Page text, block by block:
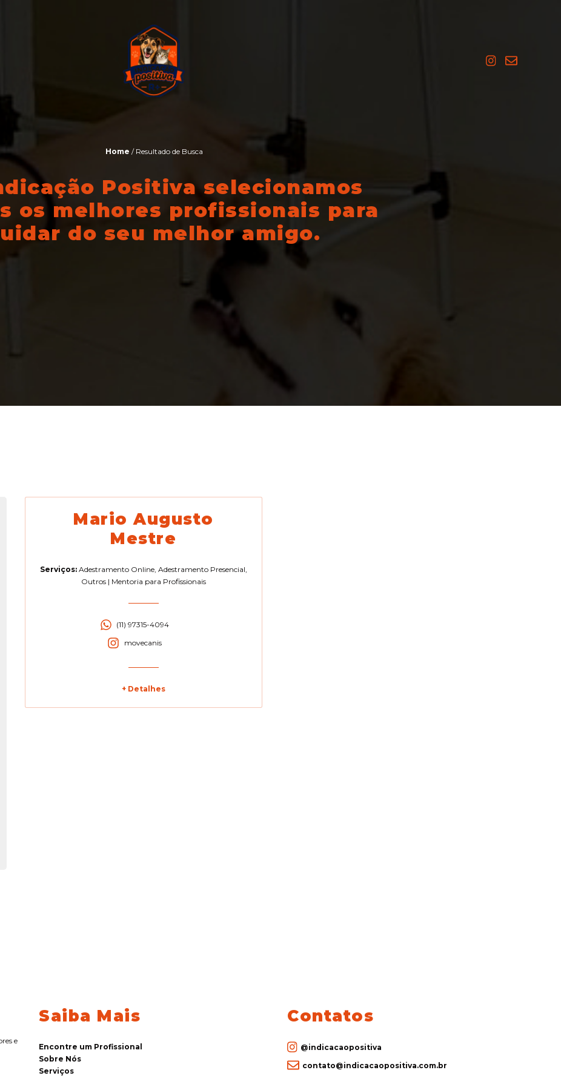
Home / Resultado de Busca
Positiva selecionamos
os melhores profissionais para
do seu melhor amigo.
Mario Augusto
Mestre
Serviços: Adestramento Online, Adestramento Presencial,
Outros| Mentoria para Profissionais
(11) 97315-4094
movecanis
+ Detalhes
e
Saiba Mais
Encontre um Profissional
Sobre Nós
Serviços
Contatos
@indicacaopositiva
contato@indicacaopositiva.com.br